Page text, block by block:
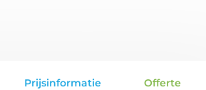
Prijsinformatie Offerte